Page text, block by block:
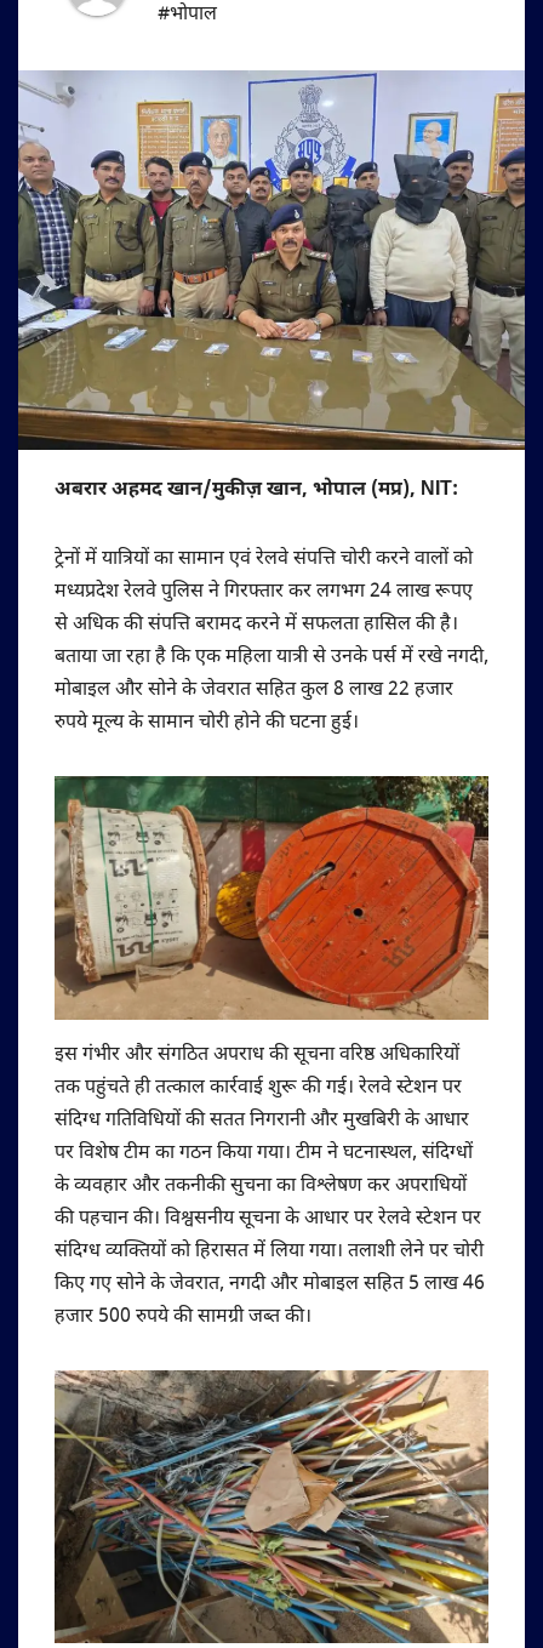
#भोपाल
अबरार अहमद खान/मुकीज़ खान, भोपाल (मप्र), NIT:
ट्रेनों में यात्रियों का सामान एवं रेलवे संपत्ति चोरी करने वालों को
मध्यप्रदेश रेलवे पुलिस ने गिरफ्तार कर लगभग 24 लाख रूपए
से अधिक की संपत्ति बरामद करने में सफलता हासिल की है।
बताया जा रहा है कि एक महिला यात्री से उनके पर्स में रखे नगदी,
मोबाइल और सोने के जेवरात सहित कुल 8 लाख 22 हजार
रुपये मूल्य के सामान चोरी होने की घटना हुई।
इस गंभीर और संगठित अपराध की सूचना वरिष्ठ अधिकारियों
तक पहुंचते ही तत्काल कार्रवाई शुरू की गई। रेलवे स्टेशन पर
संदिग्ध गतिविधियों की सतत निगरानी और मुखबिरी के आधार
पर विशेष टीम का गठन किया गया। टीम ने घटनास्थल, संदिग्धों
के व्यवहार और तकनीकी सुचना का विश्लेषण कर अपराधियों
की पहचान की। विश्वसनीय सूचना के आधार पर रेलवे स्टेशन पर
संदिग्ध व्यक्तियों को हिरासत में लिया गया। तलाशी लेने पर चोरी
किए गए सोने के जेवरात, नगदी और मोबाइल सहित 5 लाख 46
हजार 500 रुपये की सामग्री जब्‍त की।